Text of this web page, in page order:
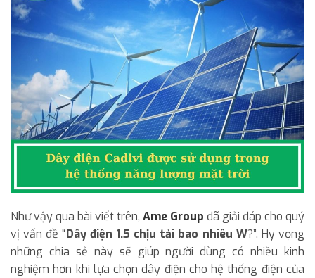
Như vậy qua bài viết trên, Ame Group đã giải đáp cho quý
vị vấn đề “Dây điện 1.5 chịu tải bao nhiêu W?”. Hy vọng
những chia sẻ này sẽ giúp người dùng có nhiều kinh
nghiệm hơn khi lựa chọn dây điện cho hệ thống điện của